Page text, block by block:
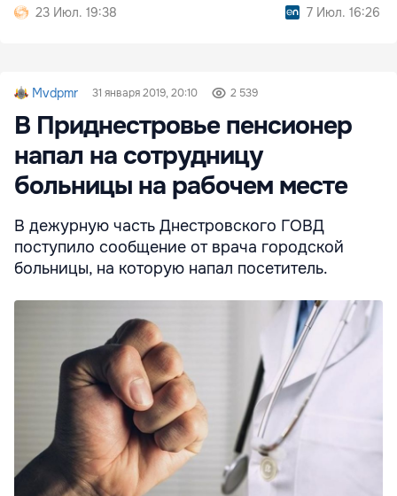
23 Июл. 19:38
7 Июл. 16:26
Mvdpmr 31 января 2019, 20:10 2 539
В Приднестровье пенсионер
напал на сотрудницу
больницы на рабочем месте
В дежурную часть Днестровского ГОВД
поступило сообщение от врача городской
больницы, на которую напал посетитель.